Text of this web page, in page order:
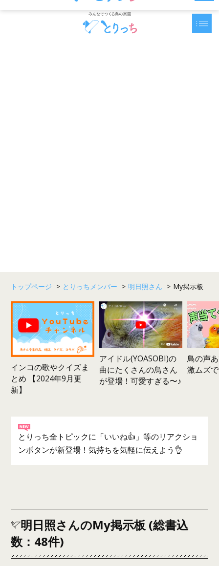
トップページ > とりっちメンバー > 明日照さん > My掲示板
インコの歌やクイズま
とめ 【2024年9月更
新】
アイドル(YOASOBI)の
曲にたくさんの鳥さん
が登場！可愛すぎる〜♪
鳥の声
激ムズ
とりっち全トピックに「いいね👍」等のリアクショ
ンボタンが新登場！気持ちを気軽に伝えよう👌
明日照さんのMy掲示板 (総書込
数：48件)